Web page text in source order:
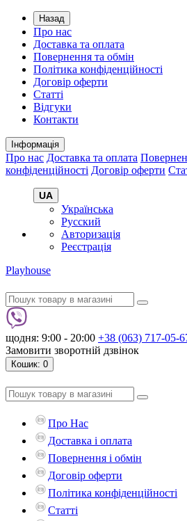
Назад
Про нас
Доставка та оплата
Повернення та обмін
Політика конфіденційності
Договір оферти
Статті
Відгуки
Контакти
Інформація
Про нас Доставка та оплата
конфіденційності Договір оферти
UA
Українська
Русский
Авторизація
Реєстрація
Playhouse
щодня: 9:00 - 20:00 +38 (063) 717-05-
Замовити зворотній дзвінок
Кошик: 0
Про Нас
Доставка і оплата
Повернення і обмін
Договір оферти
Політика конфіденційності
Статті